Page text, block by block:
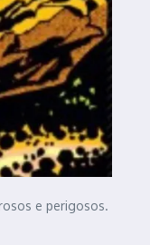
e perigosos.